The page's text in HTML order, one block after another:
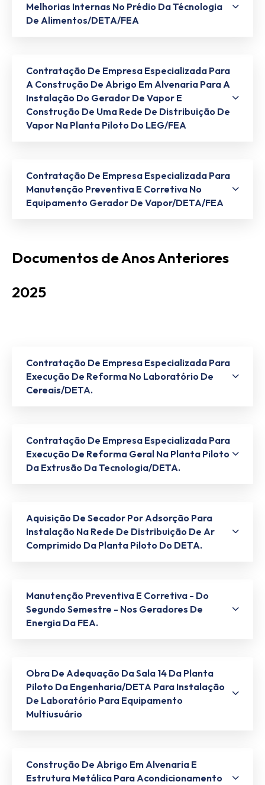
Melhorias Internas No Prédio Da Técnologia
De Alimentos/DETA/FEA
Contratação De Empresa Especializada Para
A Construção De Abrigo Em Alvenaria Para A
Instalação Do Gerador De Vapor E
Construção De Uma Rede De Distribuição De
Vapor Na Planta Piloto Do LEG/FEA
Contratação De Empresa Especializada Para
Manutenção Preventiva E Corretiva No
Equipamento Gerador De Vapor/DETA/FEA
Documentos de Anos Anteriores
2025
Contratação De Empresa Especializada Para
Execução De Reforma No Laboratório De
Cereais/DETA.
Contratação De Empresa Especializada Para
Execução De Reforma Geral Na Planta Piloto
Da Extrusão Da Tecnologia/DETA.
Aquisição De Secador Por Adsorção Para
Instalação Na Rede De Distribuição De Ar
Comprimido Da Planta Piloto Do DETA.
Manutenção Preventiva E Corretiva - Do
Segundo Semestre - Nos Geradores De
Energia Da FEA.
Obra De Adequação Da Sala 14 Da Planta
Piloto Da Engenharia/DETA Para Instalação
De Laboratório Para Equipamento
Multiusuário
Construção De Abrigo Em Alvenaria E
Estrutura Metálica Para Acondicionamento